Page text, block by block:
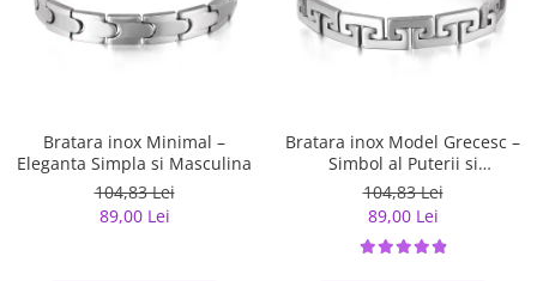
Bratara inox Minimal –
Eleganta Simpla si Masculina
104,83 Lei
89,00 Lei
Bratara inox Model Grecesc –
Simbol al Puterii si
Echilibrului
104,83 Lei
89,00 Lei